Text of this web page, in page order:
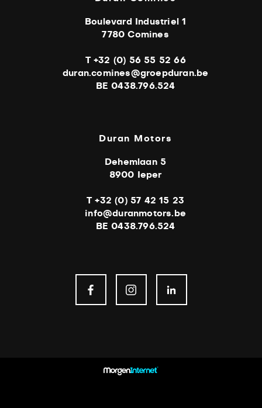
Boulevard Industriel 1
7780 Comines
T +32 (0) 56 55 52 66
duran.comines@groepduran.be
BE 0438.796.524
Duran Motors
Dehemlaan 5
8900 Ieper
T +32 (0) 57 42 15 23
info@duranmotors.be
BE 0438.796.524